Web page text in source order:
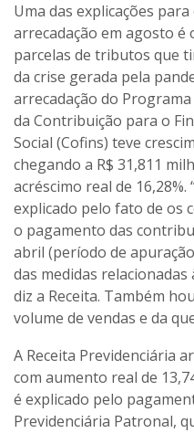
Uma das explicações
arrecadação em agosto é
parcelas de tributos que
da crise gerada pela
arrecadação do
da Contribuição para o
Social (Cofins) teve
chegando a R$ 31,811
acréscimo real de
explicado pelo fato de os
o pagamento das
abril (período de
das medidas
diz a Receita. Também
volume de vendas e da
A Receita Previdenciária
com aumento real de
é explicado pelo
Previdenciária Patronal,